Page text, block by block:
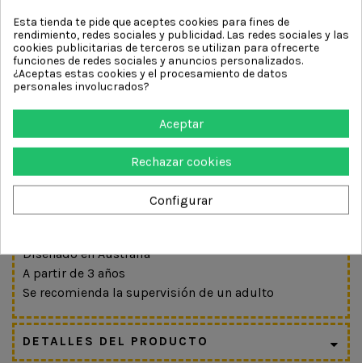
3-5-8
DESCRIPCIÓN
Mejoran su motricidad
Acero inoxidable no afilado
Medida largo: 17,5 cm
Dentadura en forma de sierra
Muy ligeros pesan 30 gramos
Diseñado en Australia
A partir de 3 años
Se recomienda la supervisión de un adulto
DETALLES DEL PRODUCTO
Esta tienda te pide que aceptes cookies para fines de
rendimiento, redes sociales y publicidad. Las redes sociales y las
cookies publicitarias de terceros se utilizan para ofrecerte
funciones de redes sociales y anuncios personalizados.
¿Aceptas estas cookies y el procesamiento de datos
personales involucrados?
Aceptar
Rechazar cookies
Configurar